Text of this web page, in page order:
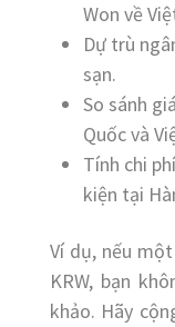
Won về
Dự trù
sạn.
So sánh
Quốc và
Tính chi
kiện tại
Ví dụ, nếu
KRW, bạn
khảo. Hãy